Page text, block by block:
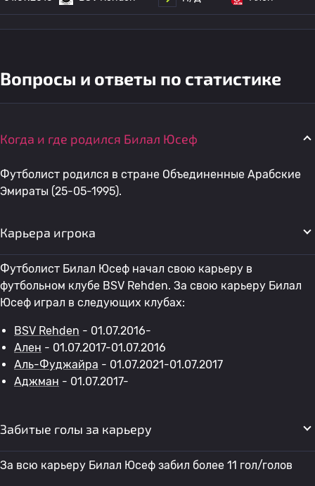
Вопросы и ответы по статистике
Когда и где родился Билал Юсеф
Футболист родился в стране Объединенные Арабские
Эмираты (25-05-1995).
Карьера игрока
Футболист Билал Юсеф начал свою карьеру в
футбольном клубе BSV Rehden. За свою карьеру Билал
Юсеф играл в следующих клубах:
BSV Rehden - 01.07.2016-
Ален - 01.07.2017-01.07.2016
Аль-Фуджайра - 01.07.2021-01.07.2017
Аджман - 01.07.2017-
Забитые голы за карьеру
За всю карьеру Билал Юсеф забил более 11 гол/голов